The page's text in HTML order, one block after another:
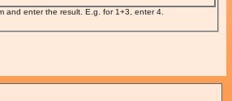
and enter the result. E.g. for 1+3, enter 4.